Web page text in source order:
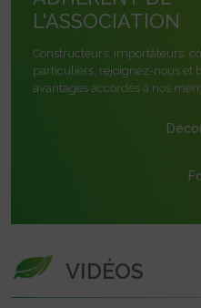
L'ASSOCIATION
Constructeurs, importateurs,
particuliers, rejoignez-nous et
avantages accordés à nos
VIDÉOS